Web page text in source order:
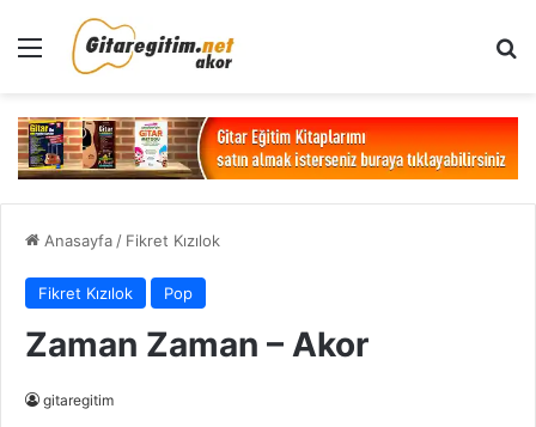
Menü
Anasayfa / Fikret Kızılok
Fikret Kızılok Pop
Zaman Zaman – Akor
gitaregitim